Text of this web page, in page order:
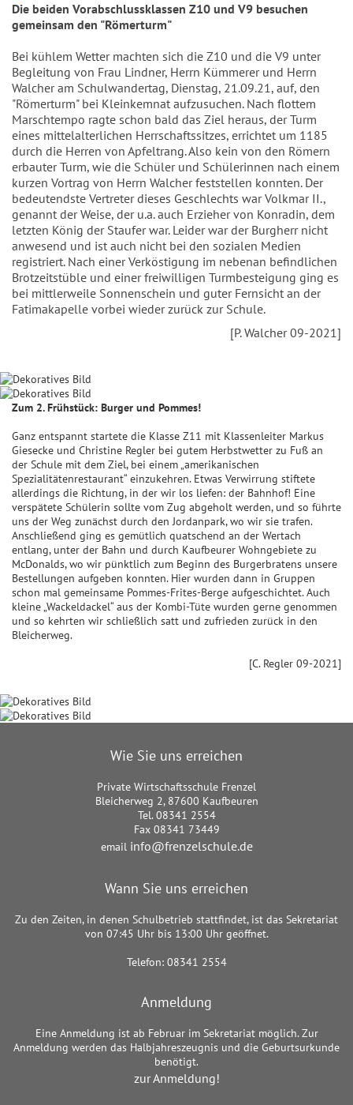
Die beiden Vorabschlussklassen Z10 und V9 besuchen
gemeinsam den "Römerturm"
Bei kühlem Wetter machten sich die Z10 und die V9 unter
Begleitung von Frau Lindner, Herrn Kümmerer und Herrn
Walcher am Schulwandertag, Dienstag, 21.09.21, auf, den
"Römerturm" bei Kleinkemnat aufzusuchen. Nach flottem
Marschtempo ragte schon bald das Ziel heraus, der Turm
eines mittelalterlichen Herrschaftssitzes, errichtet um 1185
durch die Herren von Apfeltrang. Also kein von den Römern
erbauter Turm, wie die Schüler und Schülerinnen nach einem
kurzen Vortrag von Herrn Walcher feststellen konnten. Der
bedeutendste Vertreter dieses Geschlechts war Volkmar II.,
genannt der Weise, der u.a. auch Erzieher von Konradin, dem
letzten König der Staufer war. Leider war der Burgherr nicht
anwesend und ist auch nicht bei den sozialen Medien
registriert. Nach einer Verköstigung im nebenan befindlichen
Brotzeitstüble und einer freiwilligen Turmbesteigung ging es
bei mittlerweile Sonnenschein und guter Fernsicht an der
Fatimakapelle vorbei wieder zurück zur Schule.
[P. Walcher 09-2021]
Zum 2. Frühstück: Burger und Pommes!
Ganz entspannt startete die Klasse Z11 mit Klassenleiter Markus
Giesecke und Christine Regler bei gutem Herbstwetter zu Fuß an
der Schule mit dem Ziel, bei einem „amerikanischen
Spezialitätenrestaurant“ einzukehren. Etwas Verwirrung stiftete
allerdings die Richtung, in der wir los liefen: der Bahnhof! Eine
verspätete Schülerin sollte vom Zug abgeholt werden, und so führte
uns der Weg zunächst durch den Jordanpark, wo wir sie trafen.
Anschließend ging es gemütlich quatschend an der Wertach
entlang, unter der Bahn und durch Kaufbeurer Wohngebiete zu
McDonalds, wo wir pünktlich zum Beginn des Burgerbratens unsere
Bestellungen aufgeben konnten. Hier wurden dann in Gruppen
schon mal gemeinsame Pommes-Frites-Berge aufgeschichtet. Auch
kleine „Wackeldackel“ aus der Kombi-Tüte wurden gerne genommen
und so kehrten wir schließlich satt und zufrieden zurück in den
Bleicherweg.
[C. Regler 09-2021]
Wie Sie uns erreichen
Private Wirtschaftsschule Frenzel
Bleicherweg 2, 87600 Kaufbeuren
Tel. 08341 2554
Fax 08341 73449
email info@frenzelschule.de
Wann Sie uns erreichen
Zu den Zeiten, in denen Schulbetrieb stattfindet, ist das Sekretariat
von 07:45 Uhr bis 13:00 Uhr geöffnet.
Telefon: 08341 2554
Anmeldung
Eine Anmeldung ist ab Februar im Sekretariat möglich. Zur
Anmeldung werden das Halbjahreszeugnis und die Geburtsurkunde
benötigt.
zur Anmeldung!